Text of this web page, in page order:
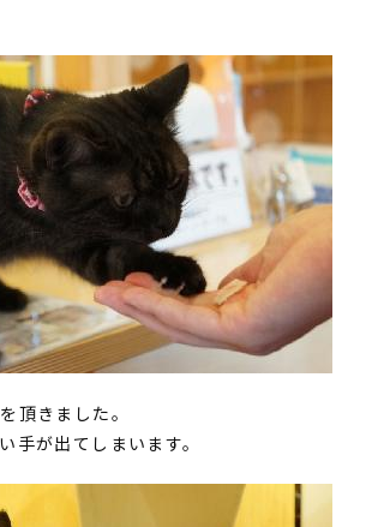
頂きました。
手が出てしまいます。